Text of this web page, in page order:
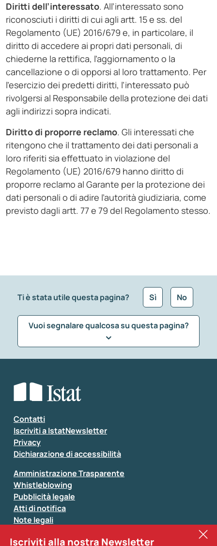
Diritti dell’interessato. All’interessato sono
riconosciuti i diritti di cui agli artt. 15 e ss. del
Regolamento (UE) 2016/679 e, in particolare, il
diritto di accedere ai propri dati personali, di
chiederne la rettifica, l’aggiornamento o la
cancellazione o di opporsi al loro trattamento. Per
l’esercizio dei predetti diritti, l’interessato può
rivolgersi al Responsabile della protezione dei dati
agli indirizzi sopra indicati.
Diritto di proporre reclamo. Gli interessati che
ritengono che il trattamento dei dati personali a
loro riferiti sia effettuato in violazione del
Regolamento (UE) 2016/679 hanno diritto di
proporre reclamo al Garante per la protezione dei
dati personali o di adire l’autorità giudiziaria, come
previsto dagli artt. 77 e 79 del Regolamento stesso.
Ti è stata utile questa pagina? Sì No
Vuoi segnalare qualcosa su questa pagina?
Seleziona la tipologia della segnalazione
Inserisci il tuo commento
Contatti
Iscriviti a IstatNewsletter
Privacy
Dichiarazione di accessibilità
Amministrazione Trasparente
Whistleblowing
Pubblicità legale
Atti di notifica
Note legali
Sistan
Iscriviti alla nostra Newsletter